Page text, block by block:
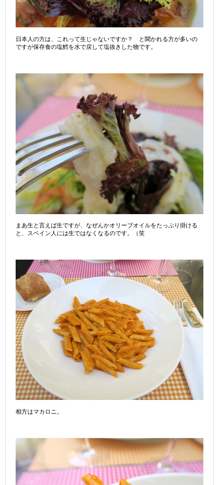
日本人の方は、これって生じゃないですか？ と聞かれる方が多いの
ですが保存食の塩鱈を水で戻して塩抜きした物です。
まあ生と言えば生ですが、なぜんかオリーブオイルをたっぷり掛ける
と、スペイン人には生ではなくなるのです。（笑
相方はマカロニ。